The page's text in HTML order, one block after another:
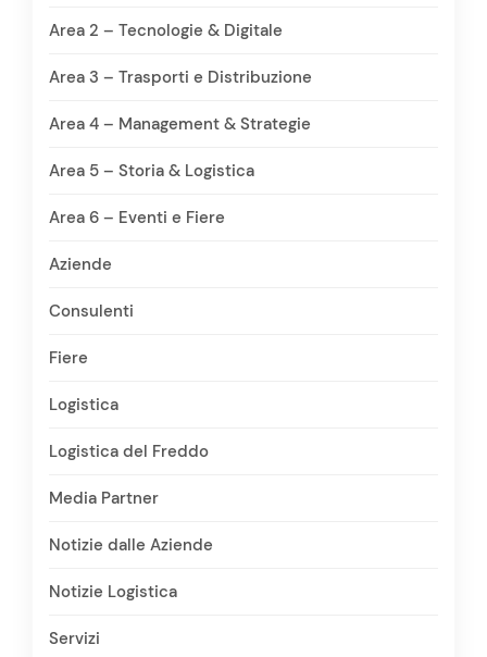
Area 2 – Tecnologie & Digitale
Area 3 – Trasporti e Distribuzione
Area 4 – Management & Strategie
Area 5 – Storia & Logistica
Area 6 – Eventi e Fiere
Aziende
Consulenti
Fiere
Logistica
Logistica del Freddo
Media Partner
Notizie dalle Aziende
Notizie Logistica
Servizi